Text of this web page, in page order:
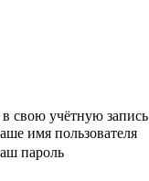
свою учётную запись
имя пользователя
пароль